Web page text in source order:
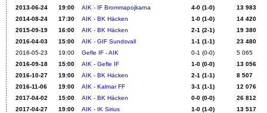
2013-06-24
19:00 AIK - IF Brommapojkarna 4-0 (1-0)
13 983
2014-08-24
17:30 AIK - BK Häcken 1-0 (1-0)
14 420
2015-09-19
16:00 AIK - BK Häcken 2-1 (2-1)
19 380
2016-04-03
15:00 AIK - GIF Sundsvall 1-1 (1-1)
23 480
2016-05-23
19:00 Gefle IF - AIK 0-1 (0-0)
5 065
2016-09-18
15:00 AIK - Gefle IF 1-0 (0-0)
13 056
2016-10-27
19:00 AIK - BK Häcken 2-1 (1-1)
8 507
2016-11-06
19:00 AIK - Kalmar FF 3-1 (1-1)
12 076
2017-04-02
15:00 AIK - BK Häcken 0-0 (0-0)
26 812
2017-04-27
19:00 AIK - IK Sirius 1-0 (1-0)
13 517